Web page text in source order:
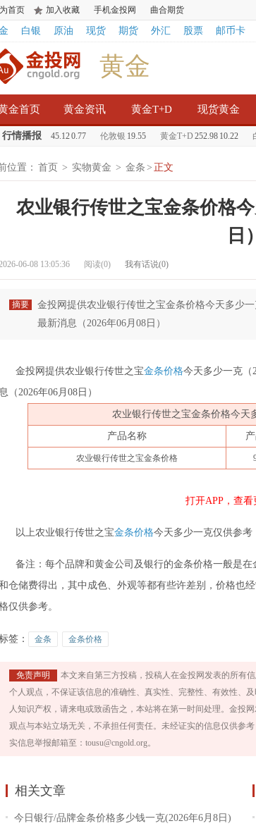
首页 加入收藏 手机金投网 曲合期货
白银 原油 现货 期货 外汇 股票 邮币卡
黄金
金首页 黄金资讯 黄金T+D 现货黄金
行情播报
伦敦金 245.12 0.77 伦敦银 19.55 黄金T+D252.98 10.22 白
位置： 首页 > 实物黄金 > 金条 > 正文
农业银行传世之宝金条价格
日）
06-08 13:05:36 阅读(0) 我有话说(0)
摘要
金投网提供农业银行传世之宝金条价格今天多少
最新消息（2026年06月08日）
金投网提供农业银行传世之宝金条价格今天多少一克（
（2026年06月08日）
农业银行传世之宝金条价格今天
产品名称
农业银行传世之宝金条价格
打开APP，查看
以上农业银行传世之宝金条价格今天多少一克仅供参考
备注：每个品牌和黄金公司及银行的金条价格一般是
仓储费得出，其中成色、外观等都有些许差别，价格也
仅供参考。
签： 金条 金条价格
免责声明
本文来自第三方投稿，投稿人在金投网发表的所有
个人观点，不保证该信息的准确性、真实性、完整性、有效性、
人知识产权，请来电或致函告之，本站将在第一时间处理。金投
观点与本站立场无关，不承担任何责任。未经证实的信息仅供参
实信息举报邮箱至：tousu@cngold.org。
相关文章
今日银行/品牌金条价格多少钱一克(2026年6月8日)